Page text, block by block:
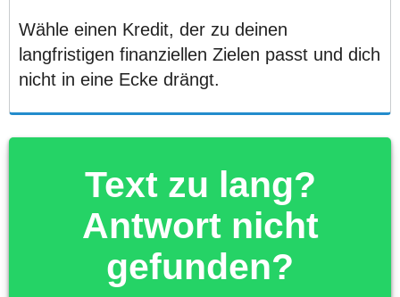
Wähle einen Kredit, der zu deinen
langfristigen finanziellen Zielen passt und dich
nicht in eine Ecke drängt.
Text zu lang?
Antwort nicht
gefunden?